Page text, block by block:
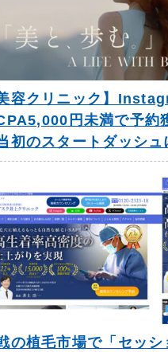
美容クリニック】
円未満で予約
初のスタートダッシュ
の植毛市場で「セッシ